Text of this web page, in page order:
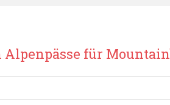
Alpenpässe für